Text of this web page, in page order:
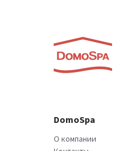
DomoSpa
О компании